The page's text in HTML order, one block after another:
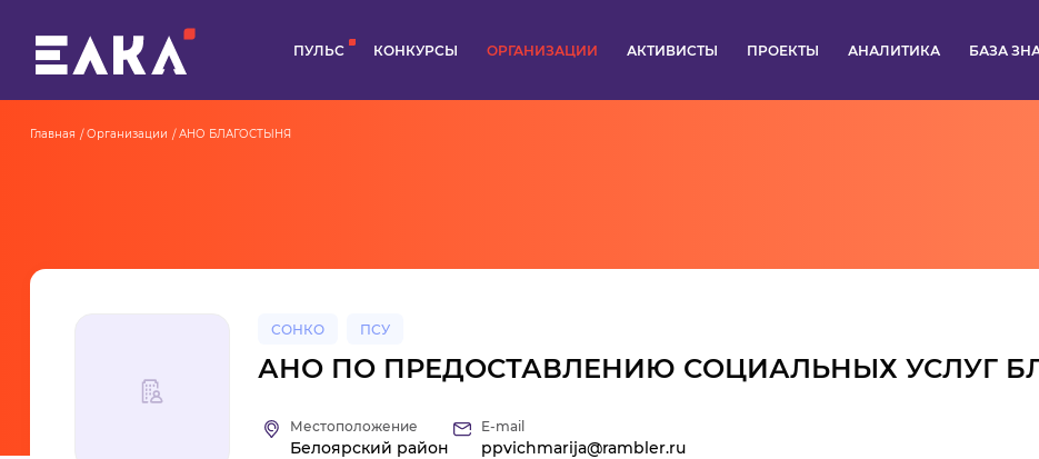
ПУЛЬС КОНКУРСЫ ОРГАНИЗАЦИИ АКТИВИСТЫ ПРОЕКТЫ АНАЛИТИКА БАЗА
ПРОЕКТЫ
Главная Организации АНО БЛАГОСТЫНЯ
СОНКО ПСУ
АНО ПО ПРЕДОСТАВЛЕНИЮ СОЦИАЛЬНЫХ УСЛУГ
Местоположение
Белоярский район
E-mail
ppvichmarija@rambler.ru